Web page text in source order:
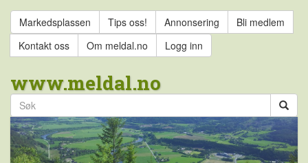
Markedsplassen Tips oss! Annonsering
Bli medlem
Kontakt oss
Om meldal.no Logg inn
www.meldal.no